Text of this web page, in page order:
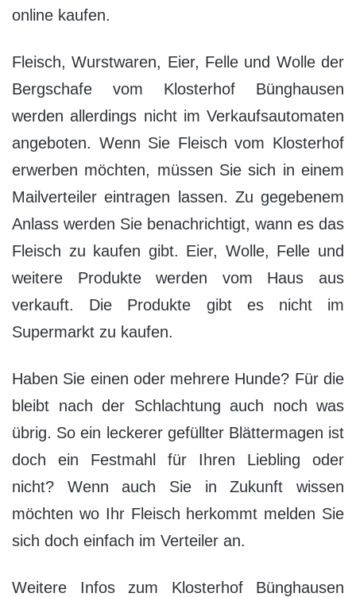
online kaufen.
Fleisch, Wurstwaren, Eier, Felle und Wolle der
Bergschafe vom Klosterhof Bünghausen
werden allerdings nicht im Verkaufsautomaten
angeboten. Wenn Sie Fleisch vom Klosterhof
erwerben möchten, müssen Sie sich in einem
Mailverteiler eintragen lassen. Zu gegebenem
Anlass werden Sie benachrichtigt, wann es das
Fleisch zu kaufen gibt. Eier, Wolle, Felle und
weitere Produkte werden vom Haus aus
verkauft. Die Produkte gibt es nicht im
Supermarkt zu kaufen.
Haben Sie einen oder mehrere Hunde? Für die
bleibt nach der Schlachtung auch noch was
übrig. So ein leckerer gefüllter Blättermagen ist
doch ein Festmahl für Ihren Liebling oder
nicht? Wenn auch Sie in Zukunft wissen
möchten wo Ihr Fleisch herkommt melden Sie
sich doch einfach im Verteiler an.
Weitere Infos zum Klosterhof Bünghausen